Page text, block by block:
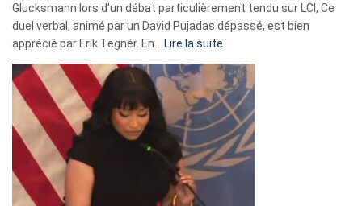
news
»
Glucksmann lors d’un débat particulièrement tendu sur LCI, Ce
duel verbal, animé par un David Pujadas dépassé, est bien
apprécié par Erik Tegnér. En…
Lire la suite
Tegnér
exulte
« Zemmour
a
tout